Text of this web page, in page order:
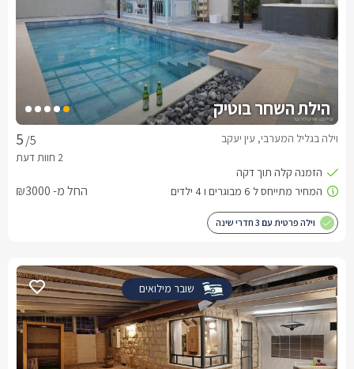
הילת השחר בוטיק
/5 וילה בגליל המערבי, עין יעקב
החל מ- ₪3000
וילה פרטית עם 3 חדרי שינה
שובר מילואים